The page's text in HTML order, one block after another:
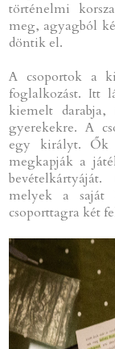
történelmi
meg, agyagból
döntik el.
A csoportok a
foglalkozást. Itt
kiemelt
gyerekekre. A
egy királyt. Ők
megkapják a
melyek a saját
csoporttagra két